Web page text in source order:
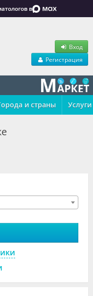
в
Вход
Регистрация
и страны Услуги